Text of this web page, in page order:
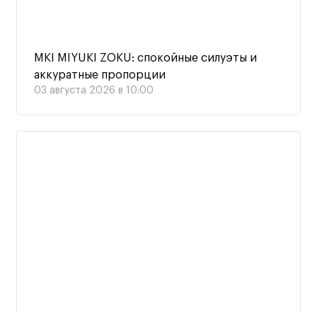
MKI MIYUKI ZOKU: спокойные силуэты и
аккуратные пропорции
03 августа 2026 в 10:00